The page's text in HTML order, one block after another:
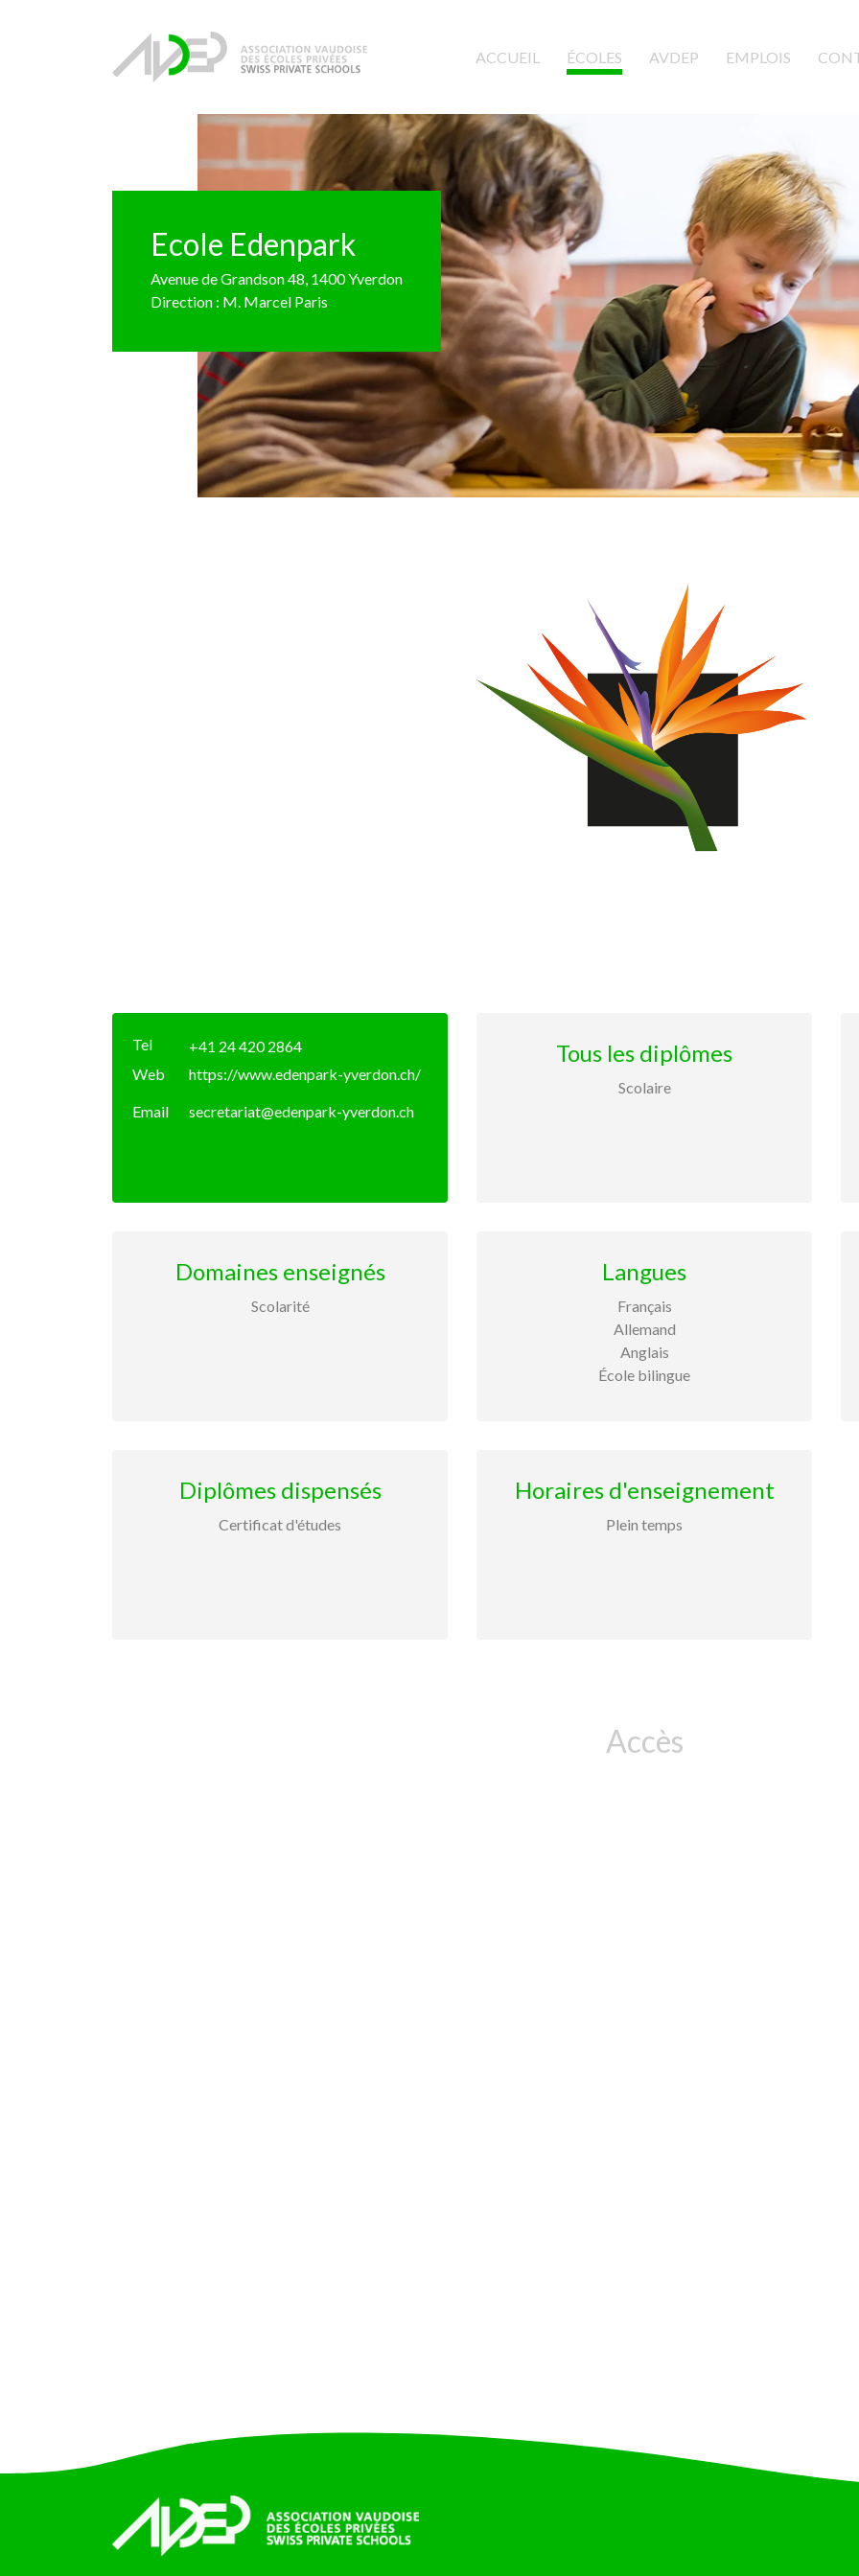
ACCUEIL (CURRENT)
ÉCOLES AVDEP EMPLOIS
Ecole Edenpark
Avenue de Grandson 48, 1400 Yverdon
Direction : M. Marcel Paris
Tel
+41 24 420 2864
Web
https://www.edenpark-yverdon.ch/
Email secretariat@edenpark-yverdon.ch
Tous les diplômes
Scolaire
Domaines enseignés
Scolarité
Langues
Français
Allemand
Anglais
École bilingue
Diplômes dispensés
Certificat d'études
Horaires d'enseignement
Plein temps
Accès